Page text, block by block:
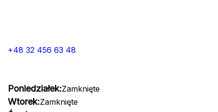
+48 32 456 63 48
Poniedziałek:Zamknięte
Wtorek:Zamknięte